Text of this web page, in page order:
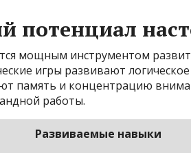
потенциал
мощным инструментом
игры развивают
память и концентрацию
работы.
Развиваемые навыки